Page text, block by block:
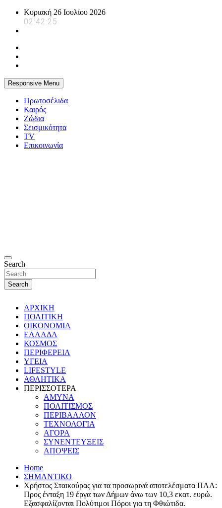
Skip
content
Κυριακή 26 Ιουλίου 2026
02:42:26
Responsive Menu
Πρωτοσέλιδα
Καιρός
Ζώδια
Σεισμικότητα
TV
Επικοινωνία
Search
Search
ΑΡΧΙΚΗ
ΠΟΛΙΤΙΚΗ
ΟΙΚΟΝΟΜΙΑ
ΕΛΛΑΔΑ
ΚΟΣΜΟΣ
ΠΕΡΙΦΕΡΕΙΑ
ΥΓΕΙΑ
LIFESTYLE
ΑΘΛΗΤΙΚΑ
ΠΕΡΙΣΣΟΤΕΡΑ
ΑΜΥΝΑ
ΠΟΛΙΤΙΣΜΟΣ
ΠΕΡΙΒΑΛΛΟΝ
ΤΕΧΝΟΛΟΓΙΑ
ΑΓΟΡΑ
ΣΥΝΕΝΤΕΥΞΕΙΣ
ΑΠΟΨΕΙΣ
Home
ΣΗΜΑΝΤΙΚΟ
Χρήστος Σταικούρας για τα προσωρινά αποτελέσματα ΠΑΑ:
Προς ένταξη 19 έργα των Δήμων άνω των 10,3 εκατ. ευρώ.
Εξασφαλίζονται Πολύτιμοι Πόροι για τη Φθιώτιδα.